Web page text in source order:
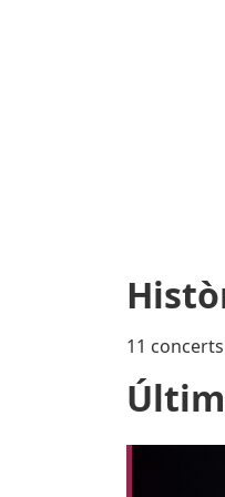
11 concerts